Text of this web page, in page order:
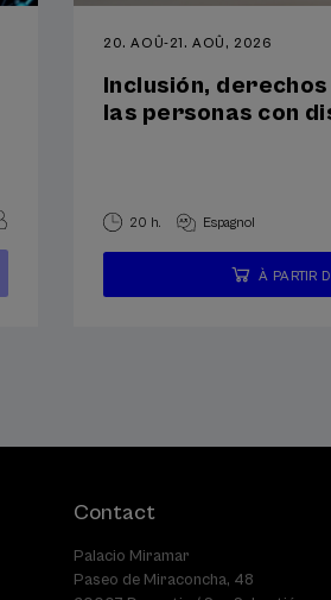
20. AOÛ-21. AOÛ, 2026
Inclusión,
las personas con
20 h. Espagnol
...
À PARTIRDate
Contact
Palacio Miramar
Paseo de Miraconcha, 48